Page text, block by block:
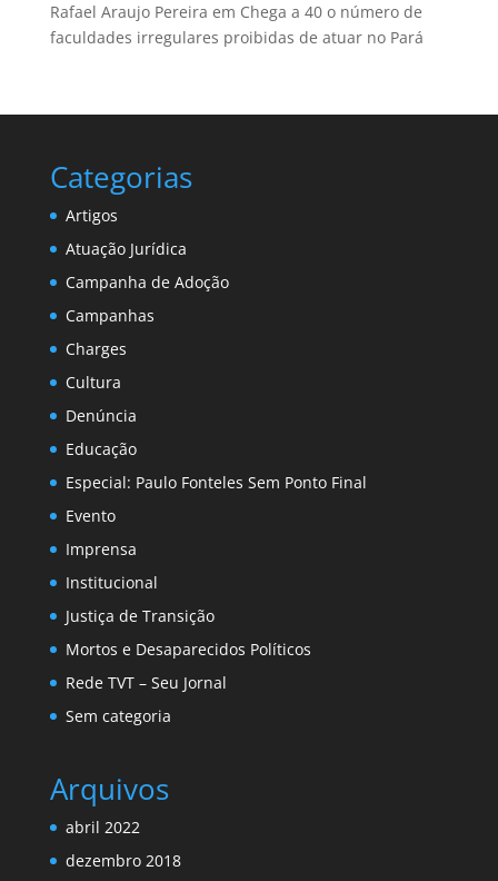
Rafael Araujo Pereira em Chega a 40 o número de
faculdades irregulares proibidas de atuar no Pará
Categorias
Artigos
Atuação Jurídica
Campanha de Adoção
Campanhas
Charges
Cultura
Denúncia
Educação
Especial: Paulo Fonteles Sem Ponto Final
Evento
Imprensa
Institucional
Justiça de Transição
Mortos e Desaparecidos Políticos
Rede TVT – Seu Jornal
Sem categoria
Arquivos
abril 2022
dezembro 2018